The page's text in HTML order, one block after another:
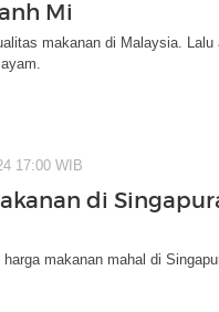
Mi
makanan di Malaysia.
17:00 WIB
di
makanan mahal di